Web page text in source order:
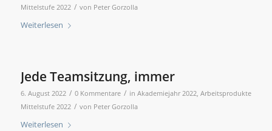
Mittelstufe 2022 / von Peter Gorzolla
Weiterlesen
Jede Teamsitzung, immer
6. August 2022 / 0 Kommentare / in Akademiejahr 2022, Arbeitsprodukte
Mittelstufe 2022 / von Peter Gorzolla
Weiterlesen